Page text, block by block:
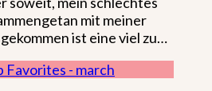
mit meiner
ist eine viel zu…